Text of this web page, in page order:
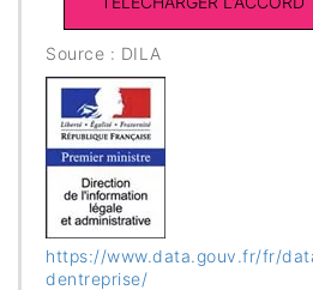
Source : DILA
https://www.data.gouv.fr/fr/
dentreprise/